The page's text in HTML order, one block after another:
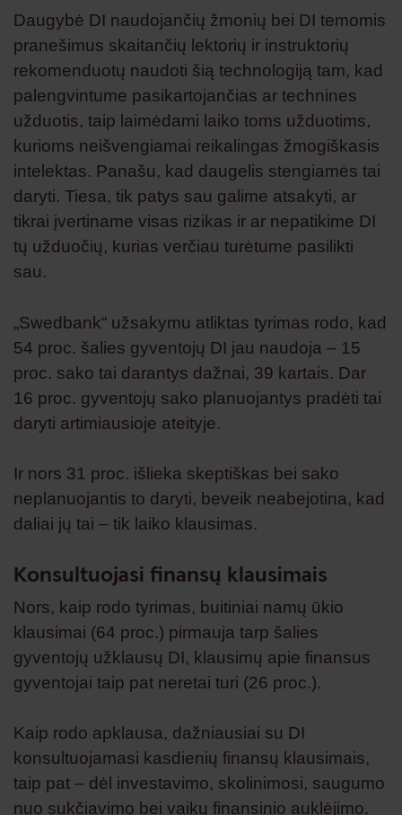
Daugybė DI naudojančių žmonių bei DI temomis
pranešimus skaitančių lektorių ir instruktorių
rekomenduotų naudoti šią technologiją tam, kad
palengvintume pasikartojančias ar technines
užduotis, taip laimėdami laiko toms užduotims,
kurioms neišvengiamai reikalingas žmogiškasis
intelektas. Panašu, kad daugelis stengiamės tai
daryti. Tiesa, tik patys sau galime atsakyti, ar
tikrai įvertiname visas rizikas ir ar nepatikime DI
tų užduočių, kurias verčiau turėtume pasilikti
sau.
„Swedbank“ užsakymu atliktas tyrimas rodo, kad
54 proc. šalies gyventojų DI jau naudoja – 15
proc. sako tai darantys dažnai, 39 kartais. Dar
16 proc. gyventojų sako planuojantys pradėti tai
daryti artimiausioje ateityje.
Ir nors 31 proc. išlieka skeptiškas bei sako
neplanuojantis to daryti, beveik neabejotina, kad
daliai jų tai – tik laiko klausimas.
Konsultuojasi finansų klausimais
Nors, kaip rodo tyrimas, buitiniai namų ūkio
klausimai (64 proc.) pirmauja tarp šalies
gyventojų užklausų DI, klausimų apie finansus
gyventojai taip pat neretai turi (26 proc.).
Kaip rodo apklausa, dažniausiai su DI
konsultuojamasi kasdienių finansų klausimais,
taip pat – dėl investavimo, skolinimosi, saugumo
nuo sukčiavimo bei vaikų finansinio auklėjimo.